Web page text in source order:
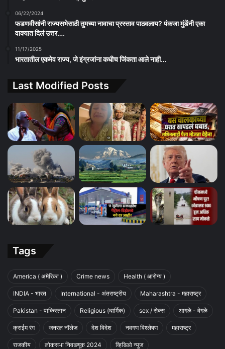
06/22/2024
फडणवीसांनी राज्यसभेसाठी तुमच्या नावाचा प्रस्ताव पाठवलाय? पंकजा मुंडेंनी एका
वाक्यात दिलं उत्तर….
11/17/2025
भारतातील एकमेव राज्य, जे इंग्रजांना कधीच जिंकता आले नाही…
Last Modified Posts
Tags
America ( अमेरिका ) Crime news Health ( आरोग्य )
INDIA - भारत International - अंतराष्ट्रीय Maharashtra - महाराष्ट्र
Pakistan - पाकिस्तान Religious (धार्मिक) sex / सेक्स आगळे - वेगळे
क्राईम रंग जनरल नॉलेज देश विदेश नवगण विश्लेषण महाराष्ट्र
राजकीय लोकसभा निवडणूक 2024 व्हिडिओ न्युज